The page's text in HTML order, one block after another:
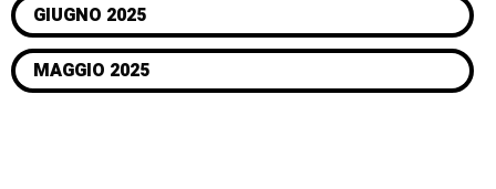
GIUGNO 2025
MAGGIO 2025